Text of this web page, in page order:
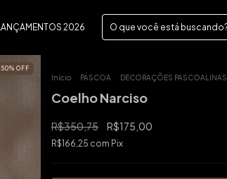
LANÇAMENTOS 2026
50% OFF
Início PÁSCOA DECORAÇÕES PASCOALINAS
Coelho Narciso
R$350,75 R$175,00
R$166,25 com Pix